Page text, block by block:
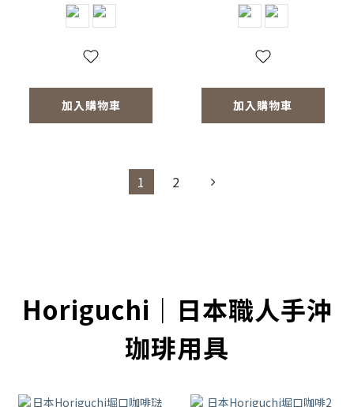
加入購物車 加入購物車
1 2
Horiguchi｜日本職人手沖
珈琲用具